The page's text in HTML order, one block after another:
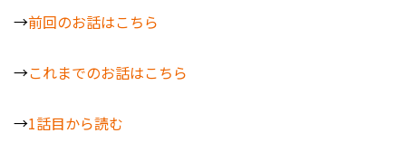
→前回のお話はこちら
→これまでのお話はこちら
→1話目から読む